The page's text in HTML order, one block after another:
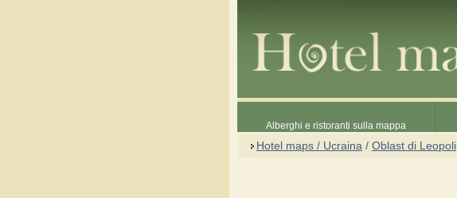
Alberghi e ristoranti sulla mappa
Hotel maps / Ucraina / Oblast di Leopoli